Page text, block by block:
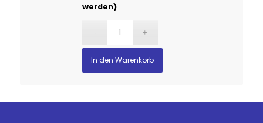
werden)
In den Warenkorb